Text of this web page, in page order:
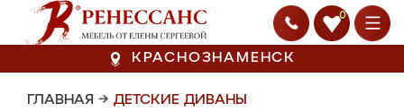
0
КРАСНОЗНАМЕНСК
ГЛАВНАЯ → ДЕТСКИЕ ДИВАНЫ